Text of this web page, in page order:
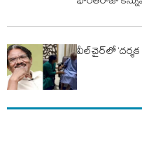
వీల్‌చైర్‌లో